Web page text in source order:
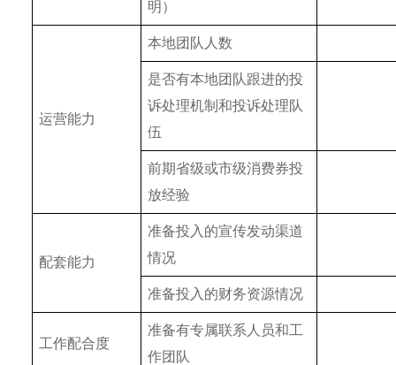
明）
运营能力
本地团队人数
是否有本地团队跟进的投
诉处理机制和投诉处理队
伍
前期省级或市级消费券投
放经验
配套能力
准备投入的宣传发动渠道
情况
准备投入的财务资源情况
工作配合度
准备有专属联系人员和工
作团队